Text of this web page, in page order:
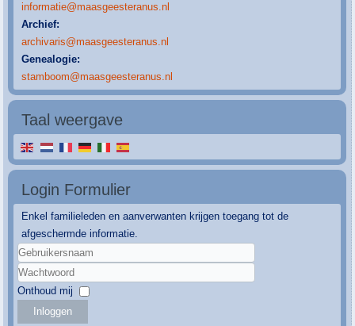
informatie@maasgeesteranus.nl
Archief:
archivaris@maasgeesteranus.nl
Genealogie:
stamboom@maasgeesteranus.nl
Taal weergave
Login Formulier
Enkel familieleden en aanverwanten krijgen toegang tot de
afgeschermde informatie.
Gebruikersnaam
Wachtwoord
Onthoud mij
Inloggen